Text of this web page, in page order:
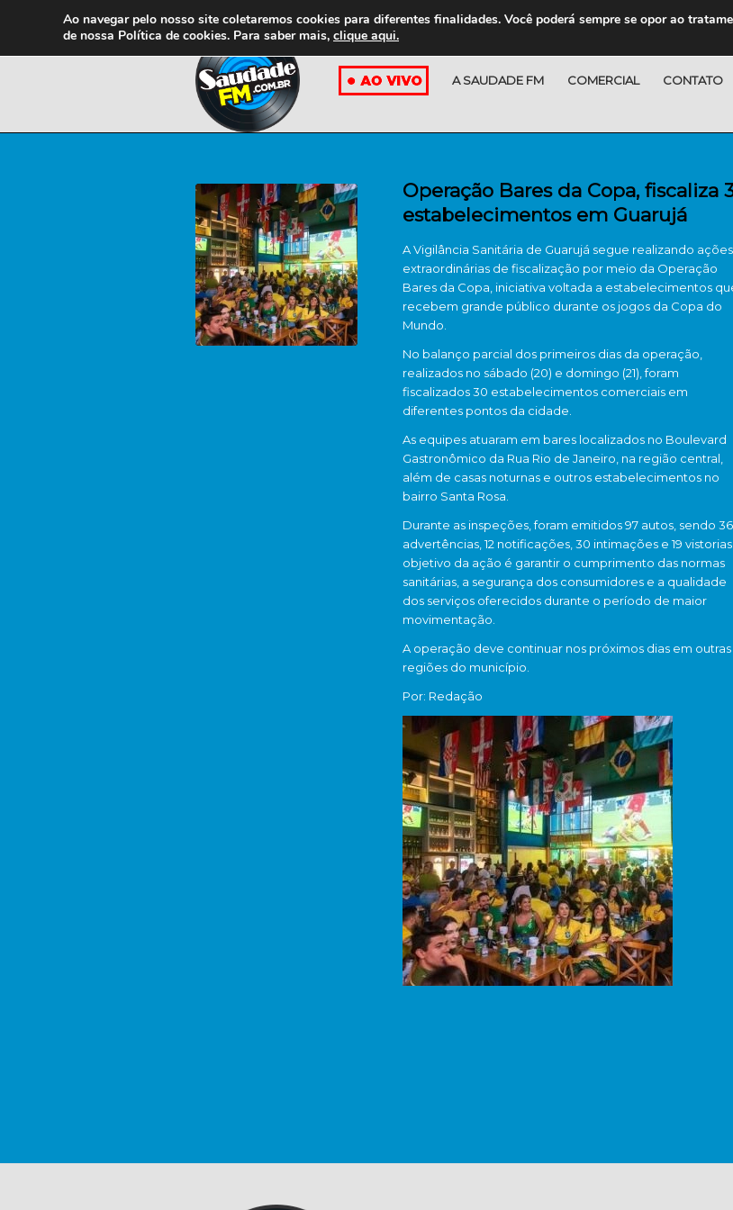
A SAUDADE FM COMERCIAL CONTATO
Operação Bares da Copa, fiscaliza
estabelecimentos em Guarujá
A Vigilância Sanitária de Guarujá segue realizando ações
extraordinárias de fiscalização por meio da Operação
Bares da Copa, iniciativa voltada a estabelecimentos
recebem grande público durante os jogos da Copa do
Mundo.
No balanço parcial dos primeiros dias da operação,
realizados no sábado (20) e domingo (21), foram
fiscalizados 30 estabelecimentos comerciais em
diferentes pontos da cidade.
As equipes atuaram em bares localizados no Boulevard
Gastronômico da Rua Rio de Janeiro, na região central,
além de casas noturnas e outros estabelecimentos no
bairro Santa Rosa.
Durante as inspeções, foram emitidos 97 autos, sendo 36
advertências, 12 notificações, 30 intimações e 19
objetivo da ação é garantir o cumprimento das normas
sanitárias, a segurança dos consumidores e a qualidade
dos serviços oferecidos durante o período de maior
movimentação.
A operação deve continuar nos próximos dias em outras
regiões do município.
Por: Redação
Ao navegar pelo nosso site coletaremos cookies para diferentes finalidades. Você poderá sempre se opor ao
de nossa Política de cookies. Para saber mais, clique aqui.